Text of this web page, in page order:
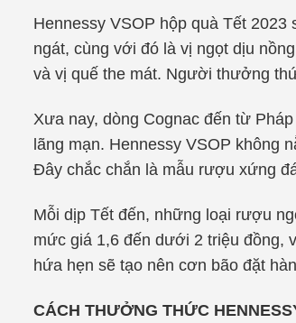
Hennessy VSOP hộp quà Tết
ngát, cùng với đó là vị ngọt dịu
và vị quế the mát. Người thưởng
Xưa nay, dòng Cognac đến từ
lãng mạn. Hennessy VSOP không
Đây chắc chắn là mẫu rượu xứng
Mỗi dịp Tết đến, những loại rượu
mức giá 1,6 đến dưới 2 triệu đồng,
hứa hẹn sẽ tạo nên cơn bão đặt
CÁCH THƯỞNG THỨC